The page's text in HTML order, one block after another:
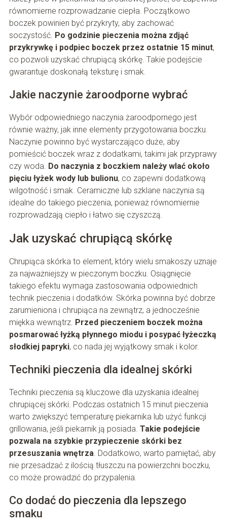
równomierne rozprowadzanie ciepła. Początkowo
boczek powinien być przykryty, aby zachować
soczystość. Po godzinie pieczenia można zdjąć
przykrywkę i podpiec boczek przez ostatnie 15 minut,
co pozwoli uzyskać chrupiącą skórkę. Takie podejście
gwarantuje doskonałą teksturę i smak.
Jakie naczynie żaroodporne wybrać
Wybór odpowiedniego naczynia żaroodpornego jest
równie ważny, jak inne elementy przygotowania boczku.
Naczynie powinno być wystarczająco duże, aby
pomieścić boczek wraz z dodatkami, takimi jak przyprawy
czy woda. Do naczynia z boczkiem należy wlać około
pięciu łyżek wody lub bulionu, co zapewni dodatkową
wilgotność i smak. Ceramiczne lub szklane naczynia są
idealne do takiego pieczenia, ponieważ równomiernie
rozprowadzają ciepło i łatwo się czyszczą.
Jak uzyskać chrupiącą skórkę
Chrupiąca skórka to element, który wielu smakoszy uznaje
za najważniejszy w pieczonym boczku. Osiągnięcie
takiego efektu wymaga zastosowania odpowiednich
technik pieczenia i dodatków. Skórka powinna być dobrze
zarumieniona i chrupiąca na zewnątrz, a jednocześnie
miękka wewnątrz. Przed pieczeniem boczek można
posmarować łyżką płynnego miodu i posypać łyżeczką
słodkiej papryki, co nada jej wyjątkowy smak i kolor.
Techniki pieczenia dla idealnej skórki
Techniki pieczenia są kluczowe dla uzyskania idealnej
chrupiącej skórki. Podczas ostatnich 15 minut pieczenia
warto zwiększyć temperaturę piekarnika lub użyć funkcji
grillowania, jeśli piekarnik ją posiada. Takie podejście
pozwala na szybkie przypieczenie skórki bez
przesuszania wnętrza. Dodatkowo, warto pamiętać, aby
nie przesadzać z ilością tłuszczu na powierzchni boczku,
co może prowadzić do przypalenia.
Co dodać do pieczenia dla lepszego
smaku